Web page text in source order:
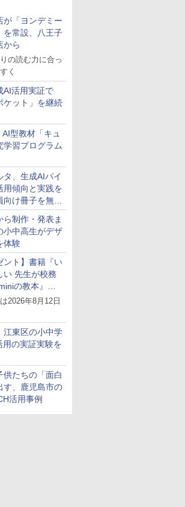
が「ヨンデミー
を常設、八王子
から
の読む力に合っ
く
AI活用実証で
ケット」を継続
型教材「キュ
学習プログラム
タ、生成AIパイ
用傾向と実践を
け冊子を無料
ら制作・発表ま
小中高生がデザ
体験
ント】書籍『い
い 先生が校務
の教本』を
プレゼント
2026年8月12日
江東区の小中学
用の実証実験を
供たちの「面白
す、鹿児島市の
活用事例